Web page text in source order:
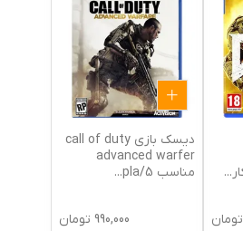
...
تومان
دیسک بازی call of duty
advanced warfer
مناسب 5/pla
...
990,000 تومان